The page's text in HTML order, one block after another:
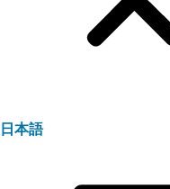
日本語